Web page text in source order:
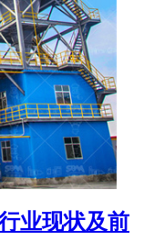
业现状及前